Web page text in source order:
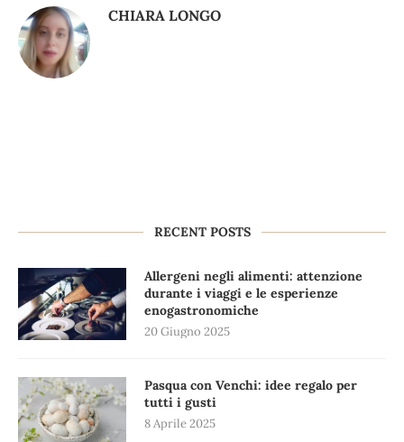
CHIARA LONGO
RECENT POSTS
Allergeni negli alimenti: attenzione
durante i viaggi e le esperienze
enogastronomiche
20 Giugno 2025
Pasqua con Venchi: idee regalo per
tutti i gusti
8 Aprile 2025